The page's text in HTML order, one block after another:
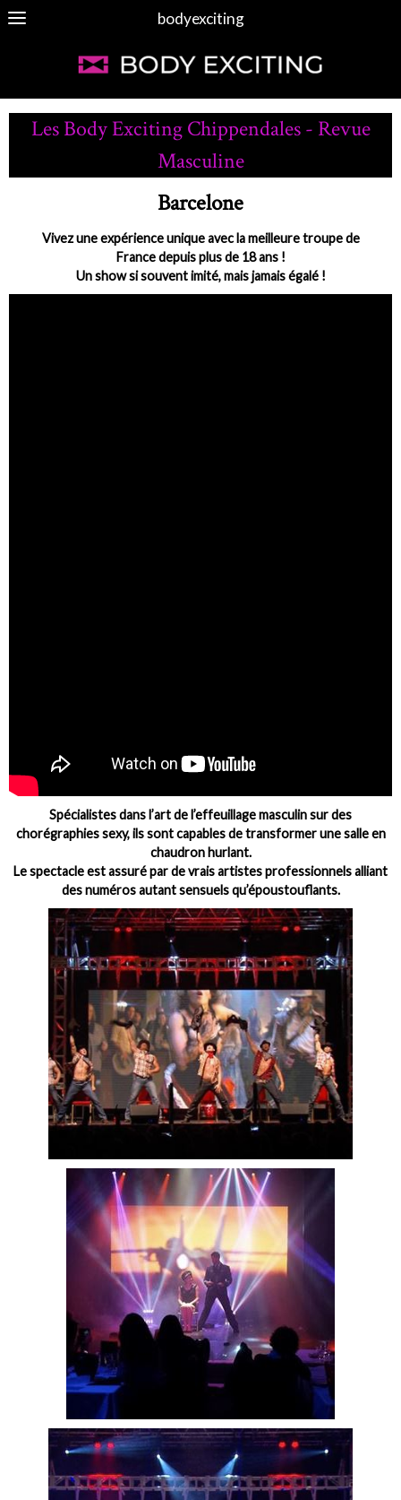
bodyexciting
Les Body Exciting Chippendales - Revue
Masculine
Barcelone
Vivez une expérience unique avec la meilleure troupe de
France depuis plus de 18 ans !
Un show si souvent imité, mais jamais égalé !
Spécialistes dans l’art de l’effeuillage masculin sur des
chorégraphies sexy, ils sont capables de transformer une salle en
chaudron hurlant.
Le spectacle est assuré par de vrais artistes professionnels alliant
des numéros autant sensuels qu’époustouflants.